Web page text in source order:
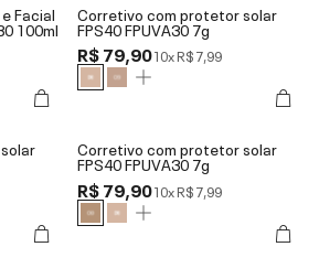
Facial
100ml
Corretivo com protetor solar
FPS40 FPUVA30 7g
R$ 79,9010xR$ 7,99
Corretivo com protetor solar
FPS40 FPUVA30 7g
R$ 79,9010xR$ 7,99